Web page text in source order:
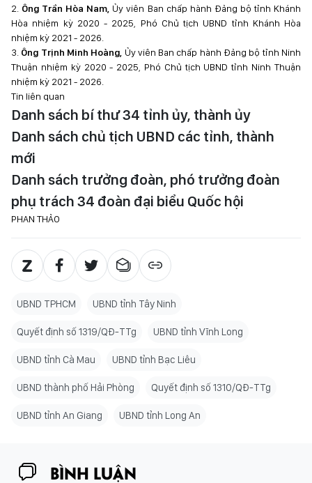
2. Ông Trần Hòa Nam, Ủy viên Ban chấp hành Đảng bộ tỉnh Khánh
Hòa nhiệm kỳ 2020 - 2025, Phó Chủ tịch UBND tỉnh Khánh Hòa
nhiệm kỳ 2021 - 2026.
3. Ông Trịnh Minh Hoàng, Ủy viên Ban chấp hành Đảng bộ tỉnh Ninh
Thuận nhiệm kỳ 2020 - 2025, Phó Chủ tịch UBND tỉnh Ninh Thuận
nhiệm kỳ 2021 - 2026.
Tin liên quan
Danh sách bí thư 34 tỉnh ủy, thành ủy
Danh sách chủ tịch UBND các tỉnh, thành
mới
Danh sách trưởng đoàn, phó trưởng đoàn
phụ trách 34 đoàn đại biểu Quốc hội
PHAN THẢO
UBND TPHCM UBND tỉnh Tây Ninh
Quyết định số 1319/QĐ-TTg UBND tỉnh Vĩnh Long
UBND tỉnh Cà Mau UBND tỉnh Bạc Liêu
UBND thành phố Hải Phòng Quyết định số 1310/QĐ-TTg
UBND tỉnh An Giang UBND tỉnh Long An
BÌNH LUẬN